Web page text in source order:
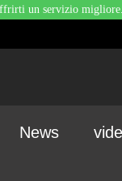
News
un servizio